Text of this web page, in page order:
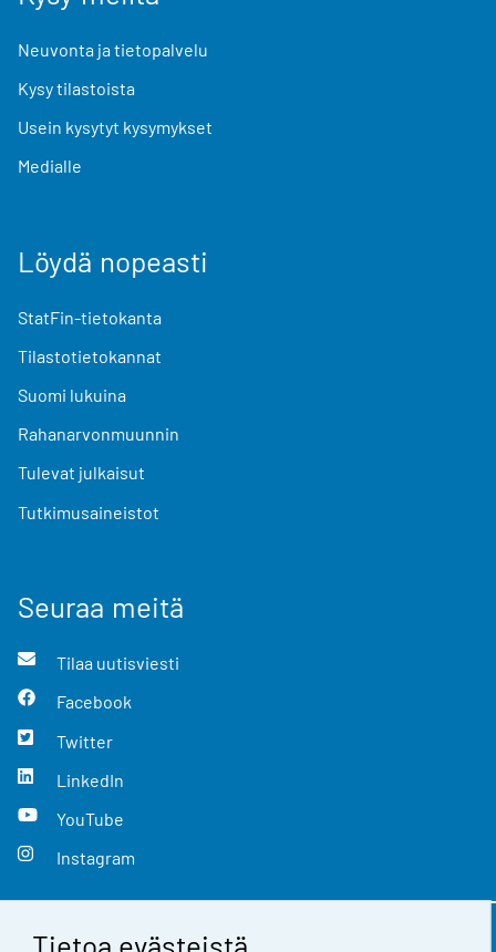
Tietoa evästeistä
Neuvonta ja tietopalvelu
Kysy tilastoista
Usein kysytyt kysymykset
Medialle
Löydä nopeasti
StatFin-tietokanta
Tilastotietokannat
Suomi lukuina
Rahanarvonmuunnin
Tulevat julkaisut
Tutkimusaineistot
Seuraa meitä
Tilaa uutisviesti
Facebook
Twitter
LinkedIn
YouTube
Instagram